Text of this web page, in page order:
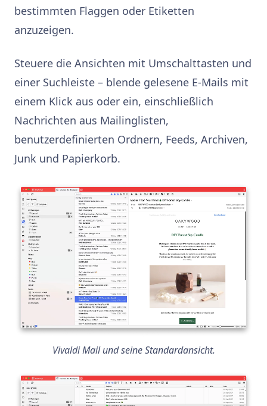
bestimmten Flaggen oder Etiketten
anzuzeigen.
Steuere die Ansichten mit Umschalttasten und
einer Suchleiste – blende gelesene E-Mails mit
einem Klick aus oder ein, einschließlich
Nachrichten aus Mailinglisten,
benutzerdefinierten Ordnern, Feeds, Archiven,
Junk und Papierkorb.
Vivaldi Mail und seine Standardansicht.